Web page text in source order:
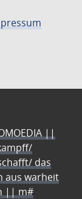
||
das
aus warheit
|| m#